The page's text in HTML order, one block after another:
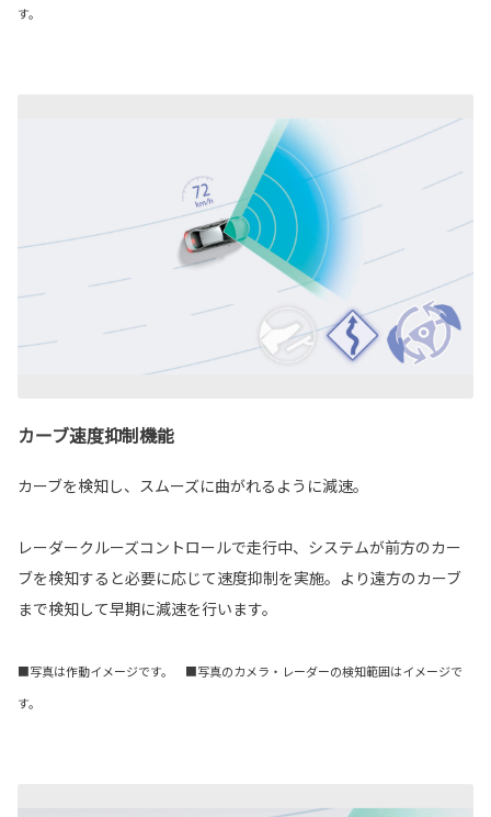
す。
カーブ速度抑制機能
カーブを検知し、スムーズに曲がれるように減速。
レーダークルーズコントロールで走行中、システムが前方のカー
ブを検知すると必要に応じて速度抑制を実施。より遠方のカーブ
まで検知して早期に減速を行います。
■写真は作動イメージです。 ■写真のカメラ・レーダーの検知範囲はイメージで
す。